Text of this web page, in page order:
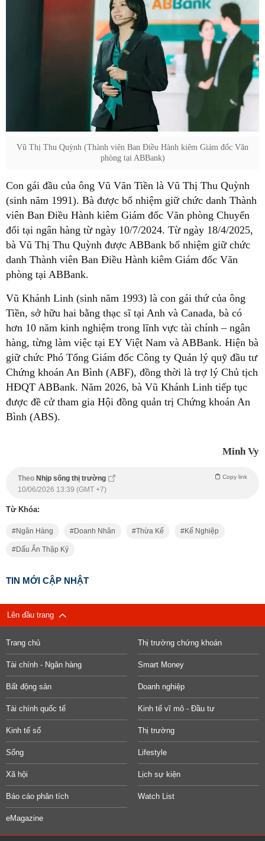
Vũ Thị Thu Quỳnh (Thành viên Ban Điều Hành kiêm Giám đốc Văn
phòng tại ABBank)
Con gái đầu của ông Vũ Văn Tiền là Vũ Thị Thu Quỳnh
(sinh năm 1991). Bà được bổ nhiệm giữ chức danh Thành
viên Ban Điều Hành kiêm Giám đốc Văn phòng Chuyển
đổi tại ngân hàng từ ngày 10/7/2024. Từ ngày 18/4/2025,
bà Vũ Thị Thu Quỳnh được ABBank bổ nhiệm giữ chức
danh Thành viên Ban Điều Hành kiêm Giám đốc Văn
phòng tại ABBank.
Vũ Khánh Linh (sinh năm 1993) là con gái thứ của ông
Tiền, sở hữu hai bằng thạc sĩ tại Anh và Canada, bà có
hơn 10 năm kinh nghiệm trong lĩnh vực tài chính – ngân
hàng, từng làm việc tại EY Việt Nam và ABBank. Hiện bà
giữ chức Phó Tổng Giám đốc Công ty Quản lý quỹ đầu tư
Chứng khoán An Bình (ABF), đồng thời là trợ lý Chủ tịch
HĐQT ABBank. Năm 2026, bà Vũ Khánh Linh tiếp tục
được đề cử tham gia Hội đồng quản trị Chứng khoán An
Bình (ABS).
Minh Vy
Theo Nhịp sống thị trường Copy link
10/06/2026 13:39 (GMT +7)
Từ Khóa:
Ngân Hàng Doanh Nhân Thừa Kế Kế Nghiệp
Dấu Ấn Thập Kỷ
TIN MỚI CẬP NHẬT
Lên đầu trang
Trang chủ Thị trường chứng khoán
Tài chính - Ngân hàng Smart Money
Bất động sản Doanh nghiệp
Tài chính quốc tế Kinh tế vĩ mô - Đầu tư
Kinh tế số Thị trường
Sống Lifestyle
Xã hội Lịch sự kiện
Báo cáo phân tích Watch List
eMagazine